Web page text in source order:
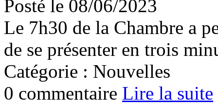
Posté le 08/06/2023
Le 7h30 de la Chambre a
de se présenter en trois
Catégorie : Nouvelles
0 commentaire Lire la suite